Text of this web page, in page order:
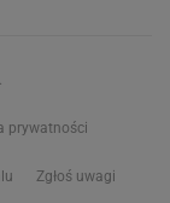
prywatności
Zgłoś uwagi